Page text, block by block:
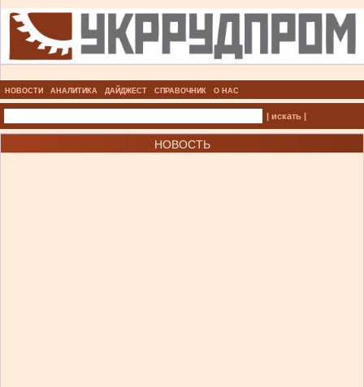
НОВОСТИ АНАЛИТИКА ДАЙДЖЕСТ СПРАВОЧНИК О НАС
| искать |
НОВОСТЬ